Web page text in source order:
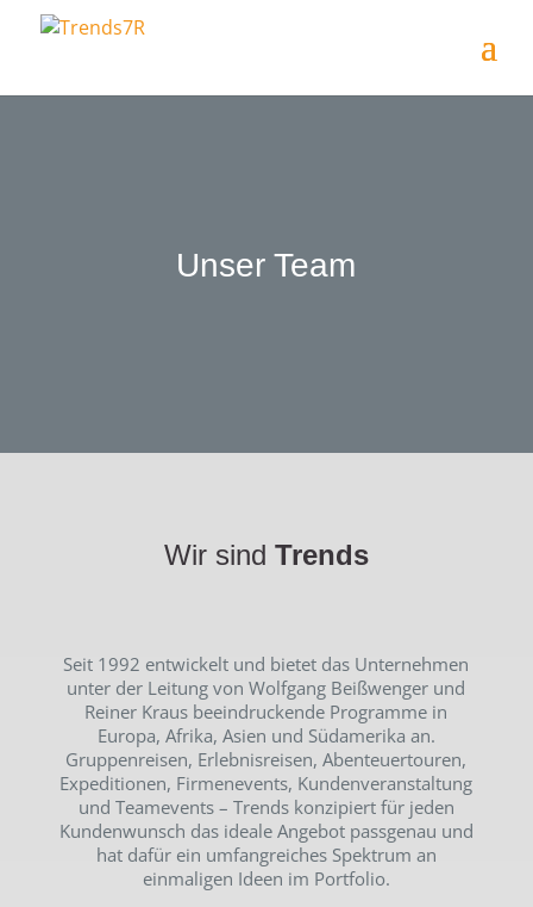
Unser Team
Wir sind Trends
Seit 1992 entwickelt und bietet das Unternehmen
unter der Leitung von Wolfgang Beißwenger und
Reiner Kraus beeindruckende Programme in
Europa, Afrika, Asien und Südamerika an.
Gruppenreisen, Erlebnisreisen, Abenteuertouren,
Expeditionen, Firmenevents, Kundenveranstaltung
und Teamevents – Trends konzipiert für jeden
Kundenwunsch das ideale Angebot passgenau und
hat dafür ein umfangreiches Spektrum an
einmaligen Ideen im Portfolio.